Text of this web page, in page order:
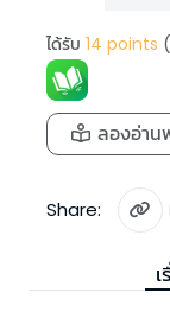
ได้รับ 14 points
ลองอ่าน
Share: